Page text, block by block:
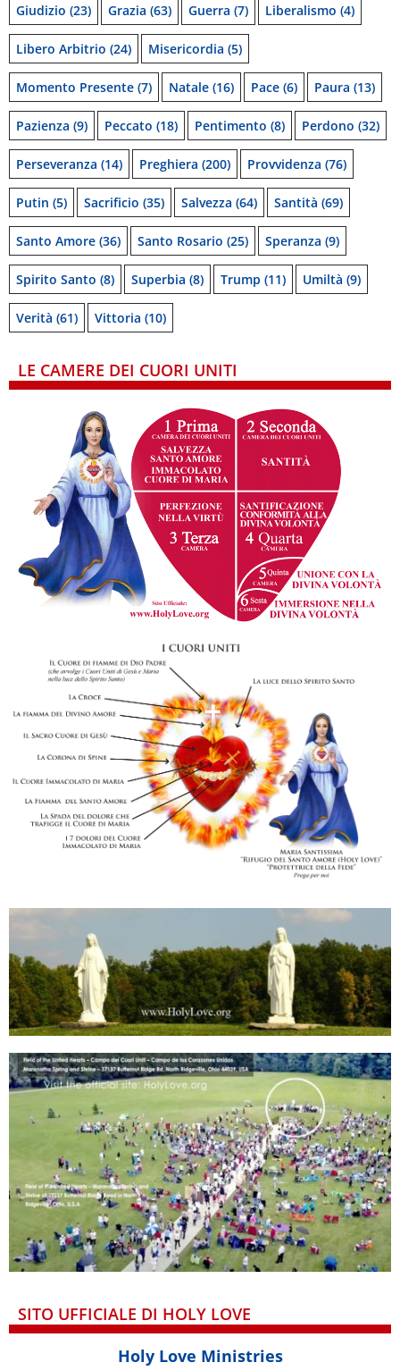
Giudizio (23) Grazia (63) Guerra (7) Liberalismo (4)
Libero Arbitrio (24) Misericordia (5)
Momento Presente (7) Natale (16) Pace (6) Paura (13)
Pazienza (9) Peccato (18) Pentimento (8) Perdono (32)
Perseveranza (14) Preghiera (200) Provvidenza (76)
Putin (5) Sacrificio (35) Salvezza (64) Santità (69)
Santo Amore (36) Santo Rosario (25) Speranza (9)
Spirito Santo (8) Superbia (8) Trump (11) Umiltà (9)
Verità (61) Vittoria (10)
LE CAMERE DEI CUORI UNITI
SITO UFFICIALE DI HOLY LOVE
Holy Love Ministries